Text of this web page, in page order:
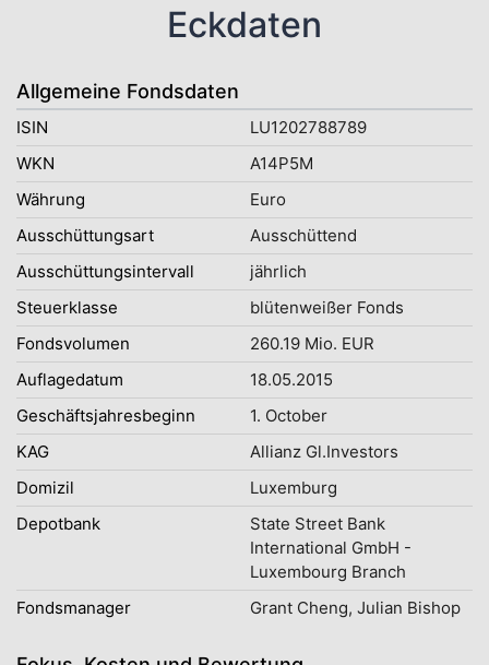
Eckdaten
Allgemeine Fondsdaten
ISIN
LU1202788789
WKN
A14P5M
Währung
Euro
Ausschüttungsart
Ausschüttend
Ausschüttungsintervall
jährlich
Steuerklasse
blütenweißer Fonds
Fondsvolumen
260.19 Mio. EUR
Auflagedatum
18.05.2015
Geschäftsjahresbeginn
1. October
KAG
Allianz Gl.Investors
Domizil
Luxemburg
Depotbank
State Street Bank
International GmbH -
Luxembourg Branch
Fondsmanager
Grant Cheng, Julian Bishop